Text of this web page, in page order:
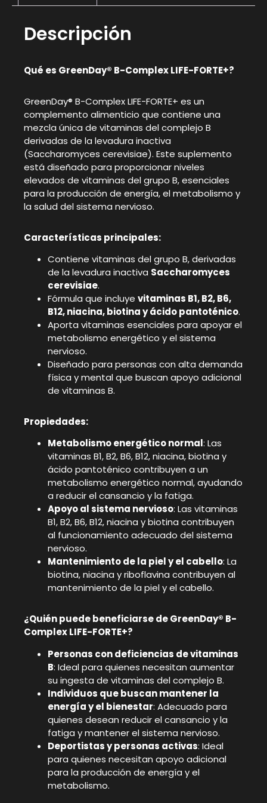
Descripción
Qué es GreenDay® B-Complex LIFE-FORTE+?
GreenDay® B-Complex LIFE-FORTE+ es un
complemento alimenticio que contiene una
mezcla única de vitaminas del complejo B
derivadas de la levadura inactiva
(Saccharomyces cerevisiae). Este suplemento
está diseñado para proporcionar niveles
elevados de vitaminas del grupo B, esenciales
para la producción de energía, el metabolismo y
la salud del sistema nervioso.
Características principales:
Contiene vitaminas del grupo B, derivadas
de la levadura inactiva Saccharomyces
cerevisiae.
Fórmula que incluye vitaminas B1, B2, B6,
B12, niacina, biotina y ácido pantoténico.
Aporta vitaminas esenciales para apoyar el
metabolismo energético y el sistema
nervioso.
Diseñado para personas con alta demanda
física y mental que buscan apoyo adicional
de vitaminas B.
Propiedades:
Metabolismo energético normal: Las
vitaminas B1, B2, B6, B12, niacina, biotina y
ácido pantoténico contribuyen a un
metabolismo energético normal, ayudando
a reducir el cansancio y la fatiga.
Apoyo al sistema nervioso: Las vitaminas
B1, B2, B6, B12, niacina y biotina contribuyen
al funcionamiento adecuado del sistema
nervioso.
Mantenimiento de la piel y el cabello: La
biotina, niacina y riboflavina contribuyen al
mantenimiento de la piel y el cabello.
¿Quién puede beneficiarse de GreenDay® B-
Complex LIFE-FORTE+?
Personas con deficiencias de vitaminas
B: Ideal para quienes necesitan aumentar
su ingesta de vitaminas del complejo B.
Individuos que buscan mantener la
energía y el bienestar: Adecuado para
quienes desean reducir el cansancio y la
fatiga y mantener el sistema nervioso.
Deportistas y personas activas: Ideal
para quienes necesitan apoyo adicional
para la producción de energía y el
metabolismo.